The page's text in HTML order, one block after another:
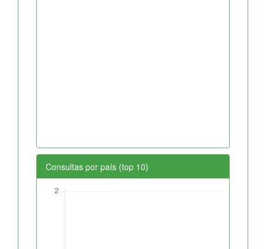
Consultas por país (top 10)